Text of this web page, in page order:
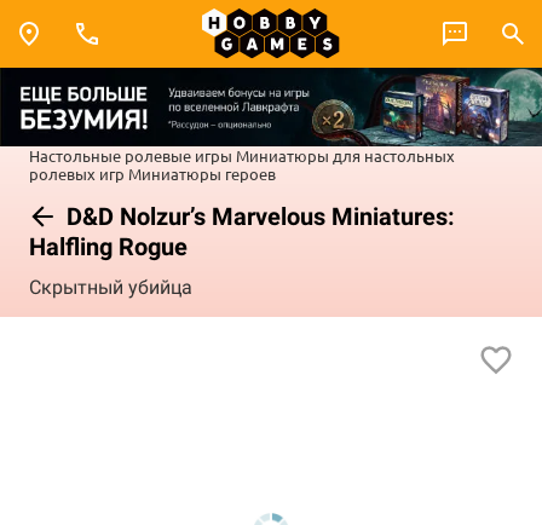
Настольные ролевые игры Миниатюры для настольных
ролевых игр Миниатюры героев
D&D Nolzur’s Marvelous Miniatures:
Halfling Rogue
Скрытный убийца